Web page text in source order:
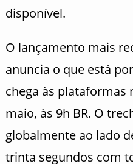
disponível.
O lançamento mais
anuncia o que está
chega às plataformas
maio, às 9h BR. O
globalmente ao lado
trinta segundos com